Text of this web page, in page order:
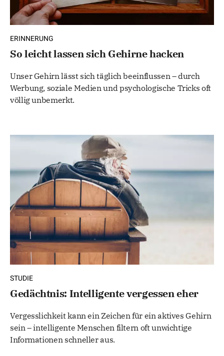
ERINNERUNG
So leicht lassen sich Gehirne hacken
Unser Gehirn lässt sich täglich beeinflussen – durch
Werbung, soziale Medien und psychologische Tricks oft
völlig unbemerkt.
STUDIE
Gedächtnis: Intelligente vergessen eher
Vergesslichkeit kann ein Zeichen für ein aktives Gehirn
sein – intelligente Menschen filtern oft unwichtige
Informationen schneller aus.